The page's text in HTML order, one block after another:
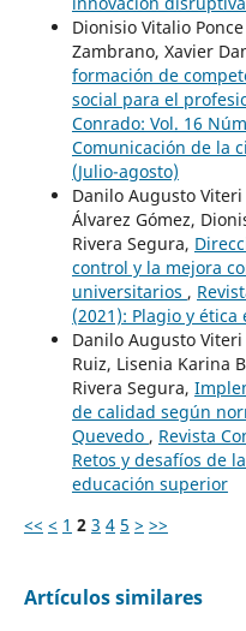
Dionisio Vitalio
Zambrano, Xavier
formación de
social para el
Conrado: Vol. 16
Comunicación de la
(Julio-agosto)
Danilo Augusto
Álvarez Gómez,
Rivera Segura,
control y la mejora
universitarios ,
(2021): Plagio y
Danilo Augusto
Ruiz, Lisenia Karina
Rivera Segura,
de calidad según
Quevedo , Revista
Retos y desafíos de
educación superior
<< < 1 2 3 4 5 > >>
Artículos similares